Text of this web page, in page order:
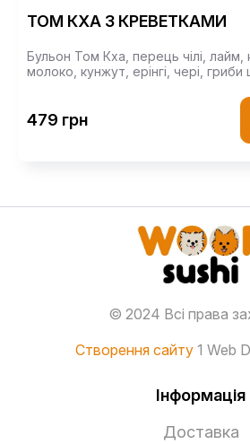
ТОМ КХА З КРЕВЕТКАМИ
Бульон Том Кха, перець чілі, лайм,
молоко, кунжут, ерінгі, чері, гриби
479 грн
© 2024 Всі права
Створення сайту1 Web
Інформація
Доставка